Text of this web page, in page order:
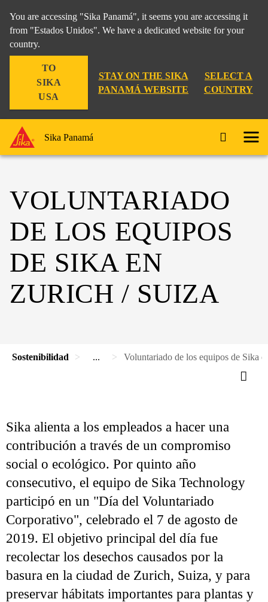
You are accessing "Sika Panamá", it seems you are accessing it
from "Estados Unidos". We have a dedicated website for your
country.
TO
SIKA
USA
STAY ON THE SIKA
PANAMÁ WEBSITE
SELECT A
COUNTRY
Sika Panamá
VOLUNTARIADO
DE LOS EQUIPOS
DE SIKA EN
ZURICH / SUIZA
Sostenibilidad ... Voluntariado de los equipos de Sika
Sika alienta a los empleados a hacer una
contribución a través de un compromiso
social o ecológico. Por quinto año
consecutivo, el equipo de Sika Technology
participó en un "Día del Voluntariado
Corporativo", celebrado el 7 de agosto de
2019. El objetivo principal del día fue
recolectar los desechos causados ​​por la
basura en la ciudad de Zurich, Suiza, y para
preservar hábitats importantes para plantas y